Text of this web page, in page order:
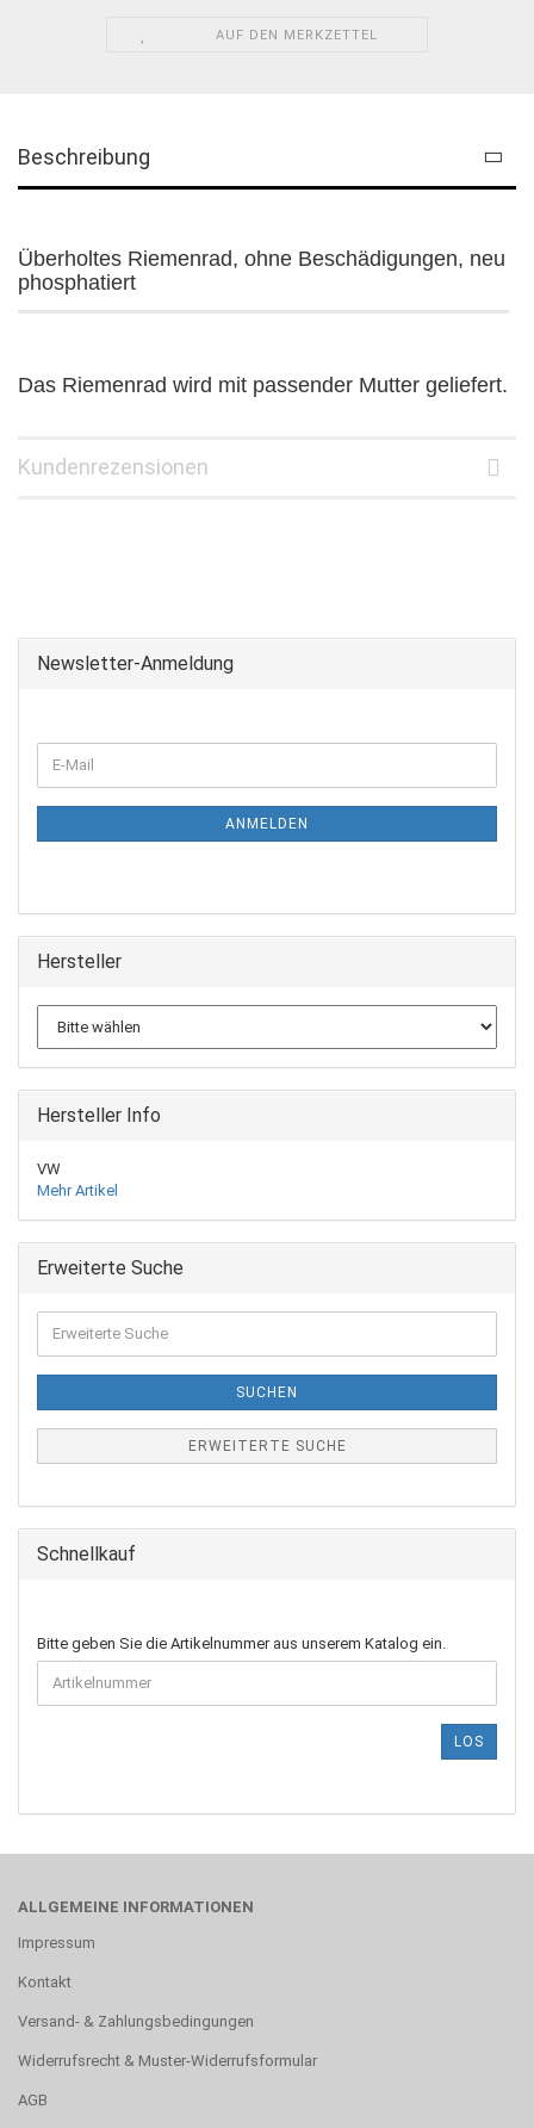
AUF DEN MERKZETTEL
Beschreibung
Überholtes Riemenrad, ohne Beschädigungen, neu
phosphatiert
Das Riemenrad wird mit passender Mutter geliefert.
Kundenrezensionen
Newsletter-Anmeldung
ZUR
NEWSLETTER-
E-
Mail
ANMELDEN
Hersteller
Hersteller Info
VW
Mehr Artikel
Erweiterte Suche
Suche
SUCHEN
ERWEITERTE SUCHE
Schnellkauf
BITTE
GEBEN
SIE
DIE
EIN.
Bitte geben Sie die Artikelnummer aus unserem Katalog ein.
LOS
ALLGEMEINE INFORMATIONEN
Impressum
Kontakt
Versand- & Zahlungsbedingungen
Widerrufsrecht & Muster-Widerrufsformular
AGB